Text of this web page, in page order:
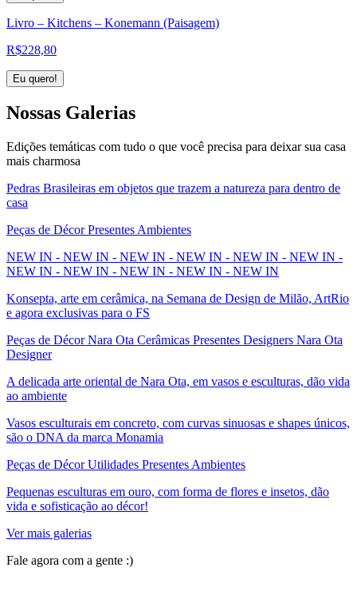
Livro – Kitchens – Konemann (Paisagem)
R$228,80
Eu quero!
Nossas Galerias
Edições temáticas com tudo o que você precisa para deixar sua casa
mais charmosa
Pedras Brasileiras em objetos que trazem a natureza para dentro de
casa
Peças de Décor Presentes Ambientes
NEW IN - NEW IN - NEW IN - NEW IN - NEW IN - NEW IN -
NEW IN - NEW IN - NEW IN - NEW IN - NEW IN
Konsepta, arte em cerâmica, na Semana de Design de Milão, ArtRio
e agora exclusivas para o FS
Peças de Décor Nara Ota Cerâmicas Presentes Designers Nara Ota
Designer
A delicada arte oriental de Nara Ota, em vasos e esculturas, dão vida
ao ambiente
Vasos esculturais em concreto, com curvas sinuosas e shapes únicos,
são o DNA da marca Monamia
Peças de Décor Utilidades Presentes Ambientes
Pequenas esculturas em ouro, com forma de flores e insetos, dão
vida e sofisticação ao décor!
Ver mais galerias
Fale agora com a gente :)